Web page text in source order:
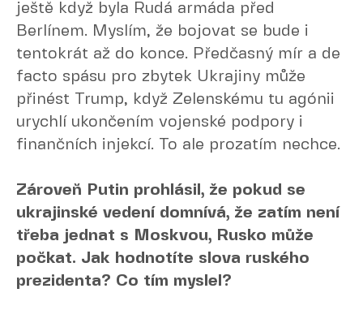
ještě když byla Rudá armáda před
Berlínem. Myslím, že bojovat se bude i
tentokrát až do konce. Předčasný mír a de
facto spásu pro zbytek Ukrajiny může
přinést Trump, když Zelenskému tu agónii
urychlí ukončením vojenské podpory i
finančních injekcí. To ale prozatím nechce.
Zároveň Putin prohlásil, že pokud se
ukrajinské vedení domnívá, že zatím není
třeba jednat s Moskvou, Rusko může
počkat. Jak hodnotíte slova ruského
prezidenta? Co tím myslel?